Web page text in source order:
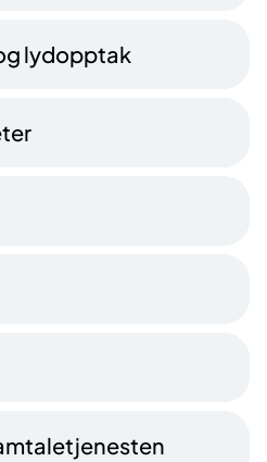
lydopptak